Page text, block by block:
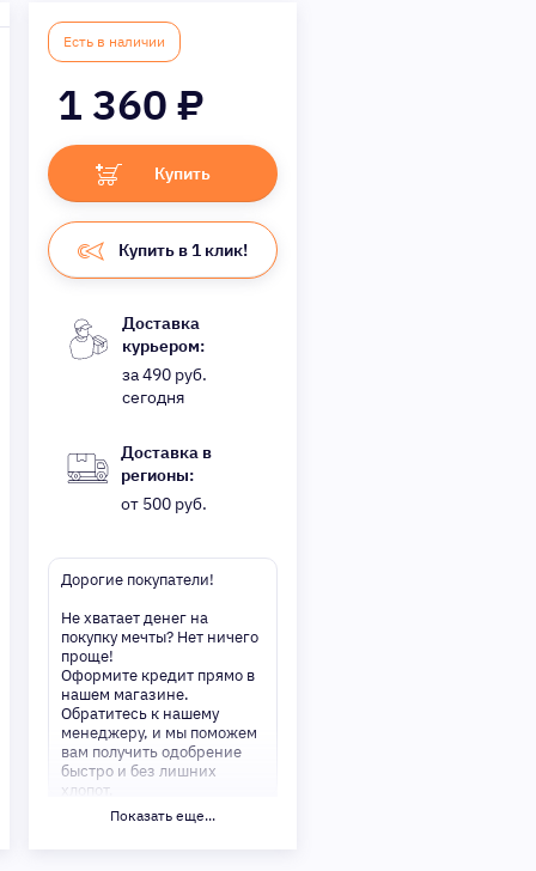
Есть в наличии
1 360₽
Купить
Купить в 1 клик!
Доставка
курьером:
за 490 руб.
сегодня
Доставка в
регионы:
от 500 руб.
Дорогие покупатели!
Не хватает денег на
покупку мечты? Нет ничего
проще!
Оформите кредит прямо в
нашем магазине.
Обратитесь к нашему
менеджеру, и мы поможем
вам получить одобрение
быстро и без лишних
хлопот.
Показать еще...